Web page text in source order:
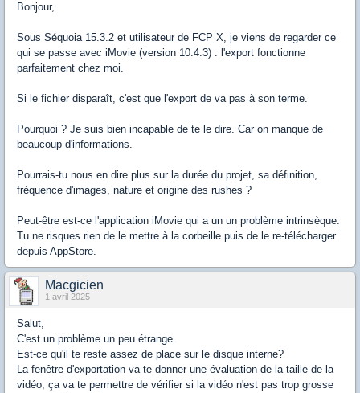
Bonjour,
Sous Séquoia 15.3.2 et utilisateur de FCP X, je viens de regarder ce
qui se passe avec iMovie (version 10.4.3) : l'export fonctionne
parfaitement chez moi.
Si le fichier disparaît, c'est que l'export de va pas à son terme.
Pourquoi ? Je suis bien incapable de te le dire. Car on manque de
beaucoup d'informations.
Pourrais-tu nous en dire plus sur la durée du projet, sa définition,
fréquence d'images, nature et origine des rushes ?
Peut-être est-ce l'application iMovie qui a un un problème intrinsèque.
Tu ne risques rien de le mettre à la corbeille puis de le re-télécharger
depuis AppStore.
Macgicien
1 avril 2025
Salut,
C'est un problème un peu étrange.
Est-ce qu'il te reste assez de place sur le disque interne?
La fenêtre d'exportation va te donner une évaluation de la taille de la
vidéo, ça va te permettre de vérifier si la vidéo n'est pas trop grosse